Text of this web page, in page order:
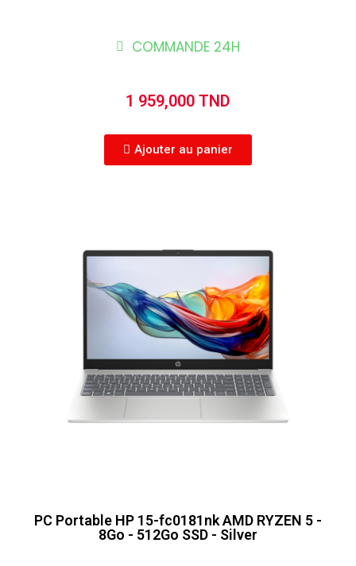
COMMANDE 24H
1 959,000 TND
Ajouter au panier
PC Portable HP 15-fc0181nk AMD RYZEN 5 -
8Go - 512Go SSD - Silver